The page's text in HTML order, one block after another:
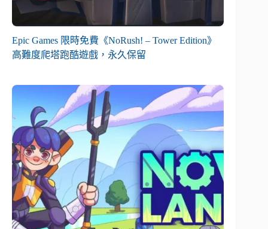
Epic Games 限時免費《NoRush! – Tower Edition》
高難度爬塔跑酷遊戲，永久保留